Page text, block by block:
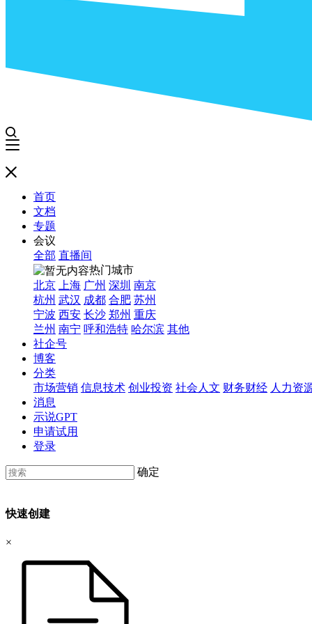
首页
文档
专题
会议
全部 直播间
热门城市
北京
上海 广州 深圳 南京
杭州 武汉 成都 合肥 苏州
宁波 西安 长沙 郑州 重庆
兰州 南宁 呼和浩特 哈尔滨 其他
社企号
博客
分类
市场营销 信息技术 创业投资 社会人文 财务财经 人力资
消息
示说GPT
申请试用
登录
确定
快速创建
×